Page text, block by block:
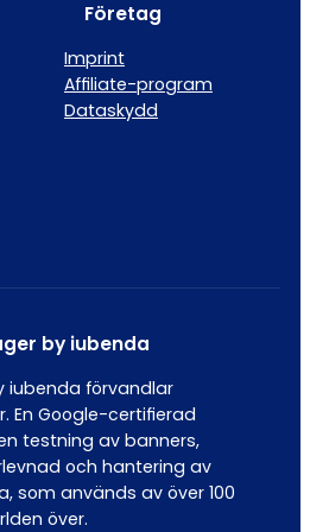
Företag
Imprint
Affiliate-program
Dataskydd
by iubenda
iubenda förvandlar
En Google-certifierad
testning av banners,
och hantering av
som används av över 100
över.